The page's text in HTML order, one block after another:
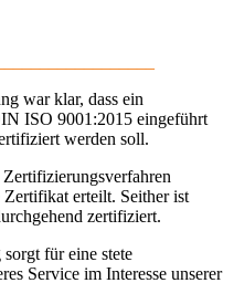
war klar, dass ein
ISO 9001:2015 eingeführt
werden soll.
Zertifikat erteilt. Seither ist
zertifiziert.
für eine stete
Service im Interesse unserer